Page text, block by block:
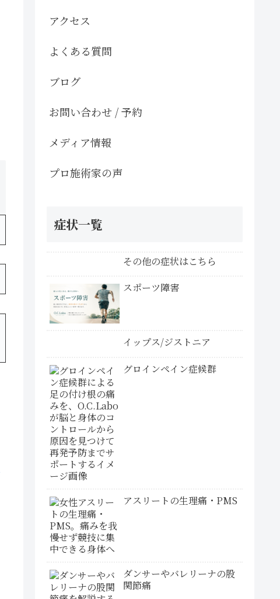
アクセス
よくある質問
ブログ
お問い合わせ / 予約
メディア情報
プロ施術家の声
症状一覧
その他の症状はこちら
スポーツ障害
イップス/ジストニア
グロインペイン症候群
アスリートの生理痛・PMS
ダンサーやバレリーナの股
関節痛